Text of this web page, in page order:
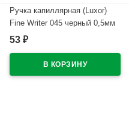
Ручка капиллярная (Luxor)
Fine Writer 045 черный 0,5мм
арт.7121 (Ст.10)
53 ₽